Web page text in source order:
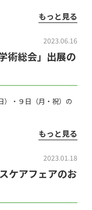
もっと見る
術総会」出展の
2023.06.16
）・９日（月・祝）の
もっと見る
ケアフェアのお
2023.01.18